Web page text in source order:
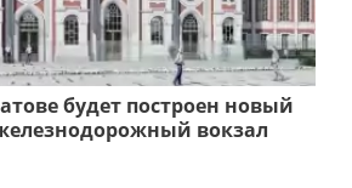
будет построен новый
вокзал